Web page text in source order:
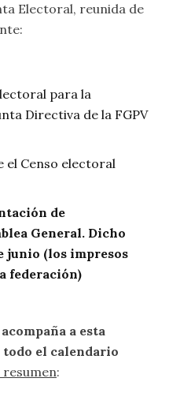
Electoral, reunida de
para la
Directiva de la FGPV
Censo electoral
de
General. Dicho
junio (los impresos
federación)
a esta
el calendario
resumen: